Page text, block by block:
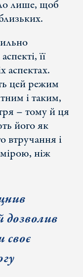
лише, щоб
її
аспектах.
цей режим
і таким,
– тому й ця
його як
втручання і
ніж
дозволив